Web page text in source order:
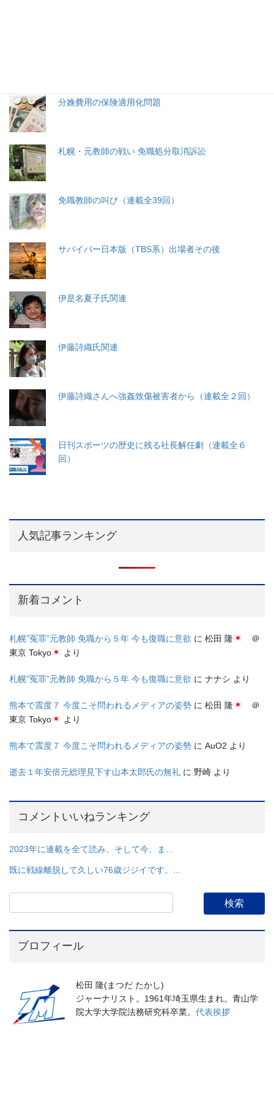
分娩費用の保険適用化問題
札幌・元教師の戦い 免職処分取消訴訟
免職教師の叫び（連載全39回）
サバイバー日本版（TBS系）出場者その後
伊是名夏子氏関連
伊藤詩織氏関連
伊藤詩織さんへ強姦致傷被害者から（連載全２回）
日刊スポーツの歴史に残る社長解任劇（連載全６
回）
人気記事ランキング
新着コメント
札幌”冤罪”元教師 免職から５年 今も復職に意欲 に 松田 隆
＠
東京 Tokyo
より
札幌”冤罪”元教師 免職から５年 今も復職に意欲 に ナナシ より
熊本で震度７ 今度こそ問われるメディアの姿勢 に 松田 隆
＠
東京 Tokyo
より
熊本で震度７ 今度こそ問われるメディアの姿勢 に AuO2 より
逝去１年安倍元総理見下す山本太郎氏の無礼 に 野崎 より
コメントいいねランキング
2023年に連載を全て読み、そして今、ま...
既に戦線離脱して久しい76歳ジジイです。...
プロフィール
松田 隆(まつだ たかし)
ジャーナリスト。1961年埼玉県生まれ。青山学
院大学大学院法務研究科卒業。 代表挨拶